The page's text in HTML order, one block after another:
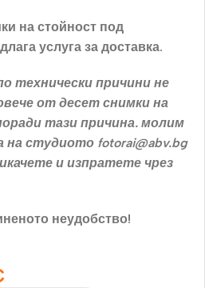
на стойност под
услуга за доставка.
технически причини не
от десет снимки на
тази причина. молим
на студиото fotorai@abv.bg
и изпратете чрез
неудобство!